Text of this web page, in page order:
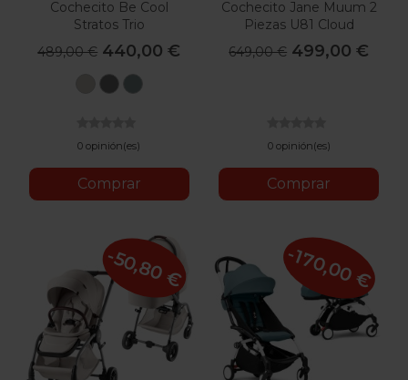
Cochecito Be Cool
Stratos Trio
489,00 € 440,00 €
Be
Be
Be
0 opinión(es)
Comprar
Cochecito Jane Muum 2
Piezas U81 Cloud
649,00 € 499,00 €
0 opinión(es)
Comprar
-50,80 € -170,00 €